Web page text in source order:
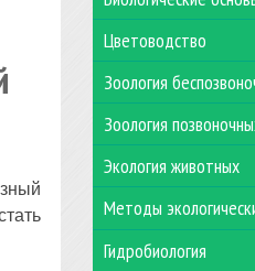
Цветоводство
Зоология
Зоология
Экология животных
Методы
Гидробиология